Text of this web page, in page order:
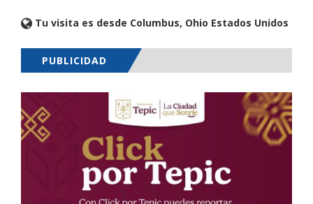
Tu visita es desde Columbus, Ohio Estados Unidos
PUBLICIDAD